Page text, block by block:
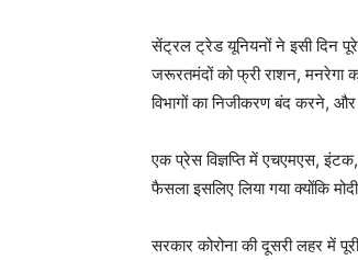
सेंट्रल ट्रेड यूनियनों ने इसी दिन
जरूरतमंदों को फ्री राशन, मनरेगा
विभागों का निजीकरण बंद करने, और
एक प्रेस विज्ञप्ति में एचएमएस,
फैसला इसलिए लिया गया क्योंकि
सरकार कोरोना की दूसरी लहर में